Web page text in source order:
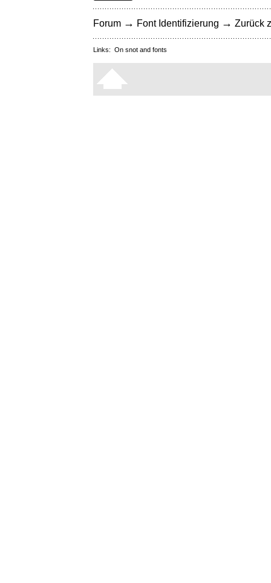
Forum → Font Identifizierung → Zurück
Links: On snot and fonts